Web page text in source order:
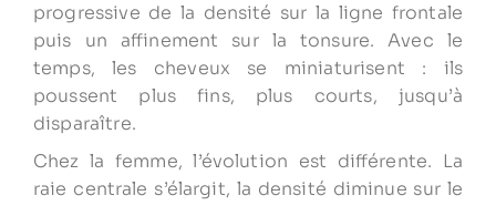
progressive de la densité sur la ligne frontale
puis un affinement sur la tonsure. Avec le
temps, les cheveux se miniaturisent : ils
poussent plus fins, plus courts, jusqu’à
disparaître.
Chez la femme, l’évolution est différente. La
raie centrale s’élargit, la densité diminue sur le